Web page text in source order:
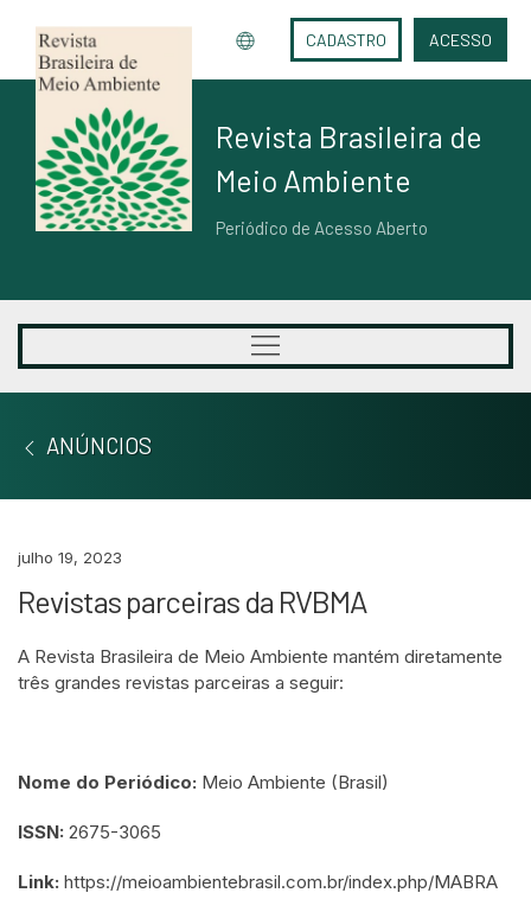
CADASTRO ACESSO
Revista Brasileira de
Meio Ambiente
Periódico de Acesso Aberto
ANÚNCIOS
julho 19, 2023
Revistas parceiras da RVBMA
A Revista Brasileira de Meio Ambiente mantém diretamente
três grandes revistas parceiras a seguir:
Nome do Periódico: Meio Ambiente (Brasil)
ISSN: 2675-3065
Link: https://meioambientebrasil.com.br/index.php/MABRA